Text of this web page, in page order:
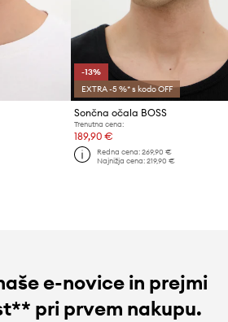
-13%
EXTRA -5 %* s kodo OFF
Sončna očala BOSS
Trenutna cena:
189,90 €
Redna cena: 269,90 €
Najnižja cena: 219,90 €
e-novice in prejmi
pri prvem nakupu.